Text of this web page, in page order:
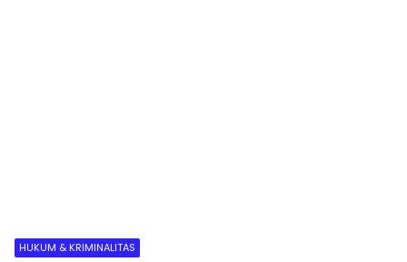
HUKUM & KRIMINALITAS